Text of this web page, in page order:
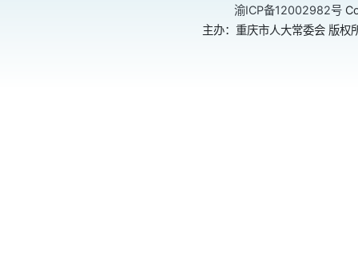
渝ICP备12002982号
主办：重庆市人大常委会 版